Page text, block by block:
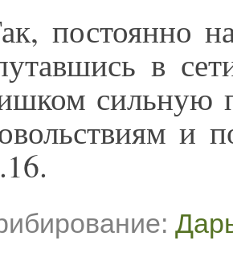
постоянно
в
сильную
и